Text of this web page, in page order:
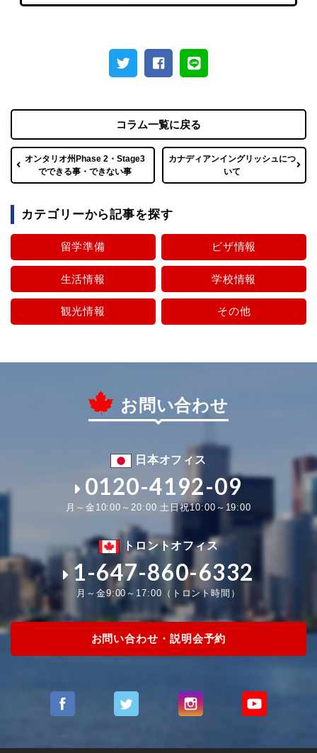
オンタリオ州Phase 2・Stage3
でできる事・できない事
コラム一覧に戻る
カナディアンイングリッシュにつ
いて
カテゴリーから記事を探す
留学準備 ビザ情報
生活情報 学校情報
観光情報 その他
お問い合わせ
日本オフィス
0120-4192-09
月～金10:00～20:00 土日祝10:00～19:00
トロントオフィス
1-647-860-6332
月～金9:00～17:00（トロント時間）
お問い合わせ・説明会予約